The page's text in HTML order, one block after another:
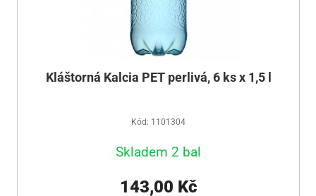
Kláštorná Kalcia PET perlivá, 6 ks x 1,5 l
Kód: 1101304
Skladem 2 bal
143,00 Kč